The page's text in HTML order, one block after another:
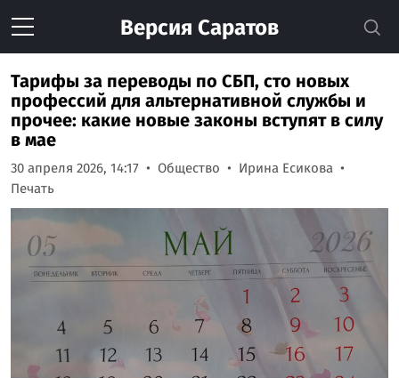
Версия Саратов
Тарифы за переводы по СБП, сто новых
профессий для альтернативной службы и
прочее: какие новые законы вступят в силу
в мае
30 апреля 2026, 14:17 Общество
Ирина Есикова
Печать